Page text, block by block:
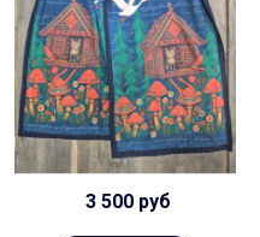
3 500 руб